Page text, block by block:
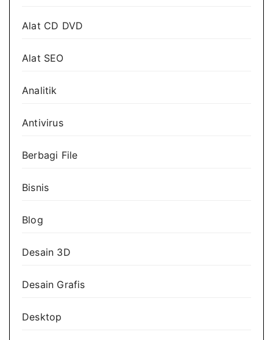
Alat CD DVD
Alat SEO
Analitik
Antivirus
Berbagi File
Bisnis
Blog
Desain 3D
Desain Grafis
Desktop